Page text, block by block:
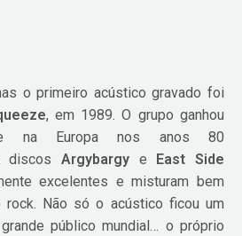
o primeiro acústico gravado foi
, em 1989. O grupo ganhou
na Europa nos anos 80
discos Argybargye East Side
excelentes e misturam bem
Não só o acústico ficou um
público mundial… o próprio